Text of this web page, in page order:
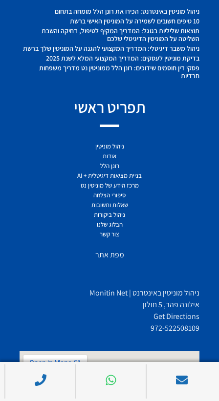
ניהול מוניטין באינטרנט: הכירו את רונן הלל מומחה בתחום
10 טיפים חשובים לשמירה על המוניטין האישי ברשת
תוצאות שליליות בגוגל: המדריך המקיף לטיפול, דחיקה והשבת
השליטה על המוניטין הדיגיטלי שלכם
ניהול משבר דיגיטלי: המדריך המקצועי להגנה על המוניטין שלך ברשת
בדיקת מוניטין לעסקים: המדריך המקצועי המלא לשנת 2025
פסקי דין חוסמים שידוכים: רונן הלל ממוניטין נט מדריך משפחות
חרדיות
תפריט ראשי
ניהול מוניטין
אודות
רונן הלל
בניית מציאות דיגיטלית + AI
מרכז הידע של מוניטין נט
סיפורי הצלחה
שאלות ותשובות
ניהול ביקורות
הבלוג שלנו
צור קשר
מפת אתר
ניהול מוניטין באינטרנט | Monitin Net
אילונה פהר, 5 חולון
Get Directions
972-522508109